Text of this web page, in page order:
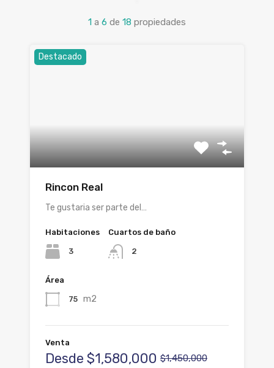
1 a 6 de 18 propiedades
Destacado
Rincon Real
Te gustaria ser parte del…
Habitaciones
3
Cuartos de baño
2
Área
75 m2
Venta
Desde $1,580,000 $1,450,000